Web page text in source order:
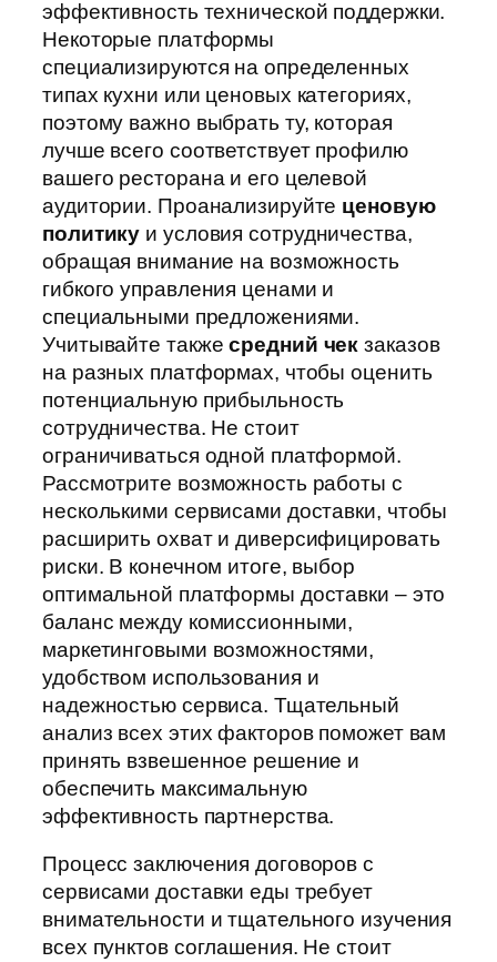
эффективность технической поддержки.
Некоторые платформы
специализируются на определенных
типах кухни или ценовых категориях,
поэтому важно выбрать ту, которая
лучше всего соответствует профилю
вашего ресторана и его целевой
аудитории. Проанализируйте ценовую
политику и условия сотрудничества,
обращая внимание на возможность
гибкого управления ценами и
специальными предложениями.
Учитывайте такжесредний чек заказов
на разных платформах, чтобы оценить
потенциальную прибыльность
сотрудничества. Не стоит
ограничиваться одной платформой.
Рассмотрите возможность работы с
несколькими сервисами доставки, чтобы
расширить охват и диверсифицировать
риски. В конечном итоге, выбор
оптимальной платформы доставки – это
баланс между комиссионными,
маркетинговыми возможностями,
удобством использования и
надежностью сервиса. Тщательный
анализ всех этих факторов поможет вам
принять взвешенное решение и
обеспечить максимальную
эффективность партнерства.
Процесс заключения договоров с
сервисами доставки еды требует
внимательности и тщательного изучения
всех пунктов соглашения. Не стоит